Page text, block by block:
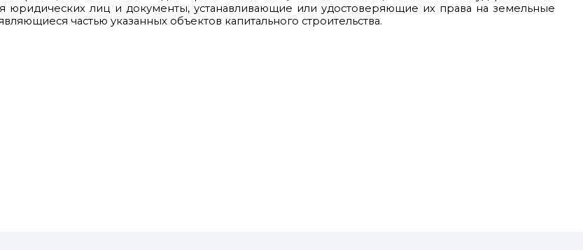
лиц и документы, устанавливающие или удостоверяющие их права на земельные
частью указанных объектов капитального строительства.